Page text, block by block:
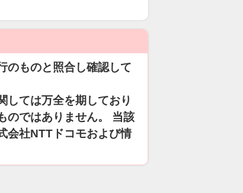
のものと照合し確認して
しては万全を期しており
のではありません。 当該
会社NTTドコモおよび情